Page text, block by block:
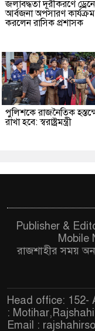
জলাবদ্ধতা দূরীকরণে
আর্বজনা অপসারণ
করলেন রাসিক প্রশাসক
পুলিশকে রাজনৈতিক
রাখা হবে: স্বরাষ্ট্রমন্ত্রী
Publisher &
Mobile
রাজশাহীর সময়
Head office: 152-
: Motihar,Rajshahi
Email :